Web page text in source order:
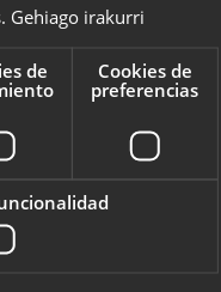
BPTD,
Gehiago irakurri
de
Cookies de
preferencias